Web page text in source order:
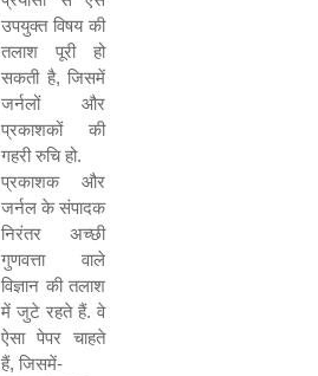
उपयुक्त विषय की
तलाश पूरी हो
सकती है, जिसमें
जर्नलों और
प्रकाशकों की
गहरी रुचि हो.
प्रकाशक और
जर्नल के संपादक
निरंतर अच्छी
गुणवत्ता वाले
विज्ञान की तलाश
में जुटे रहते हैं. वे
ऐसा पेपर चाहते
हैं, जिसमें-